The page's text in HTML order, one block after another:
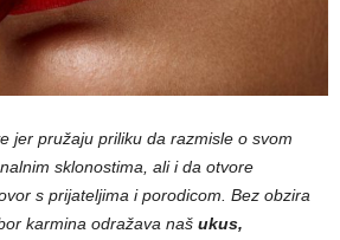
jer pružaju priliku da razmisle o svom
sklonostima, ali i da otvore
s prijateljima i porodicom. Bez obzira
karmina odražava naš ukus,